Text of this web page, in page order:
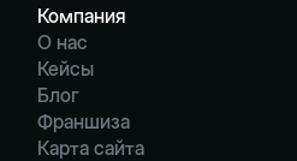
Компания
О нас
О нас
Кейсы
Кейсы
Блог
Блог
Франшиза
Франшиза
Карта сайта